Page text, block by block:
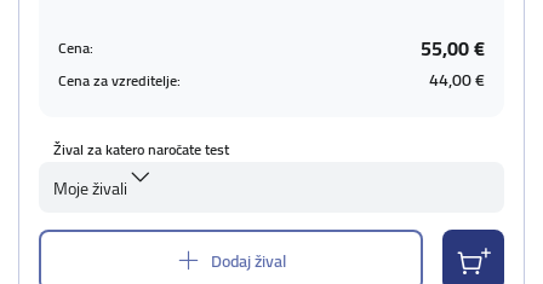
Cena: 55,00 €
Cena za vzreditelje: 44,00 €
Žival za katero naročate test
Moje živali
Dodaj žival